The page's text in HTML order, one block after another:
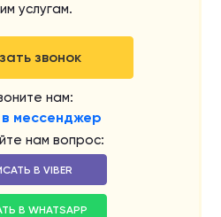
услугам.
звонок
нам:
мессенджер
нам вопрос:
В VIBER
В WHATSAPP